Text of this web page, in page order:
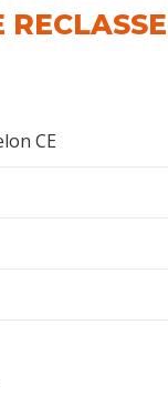
CE